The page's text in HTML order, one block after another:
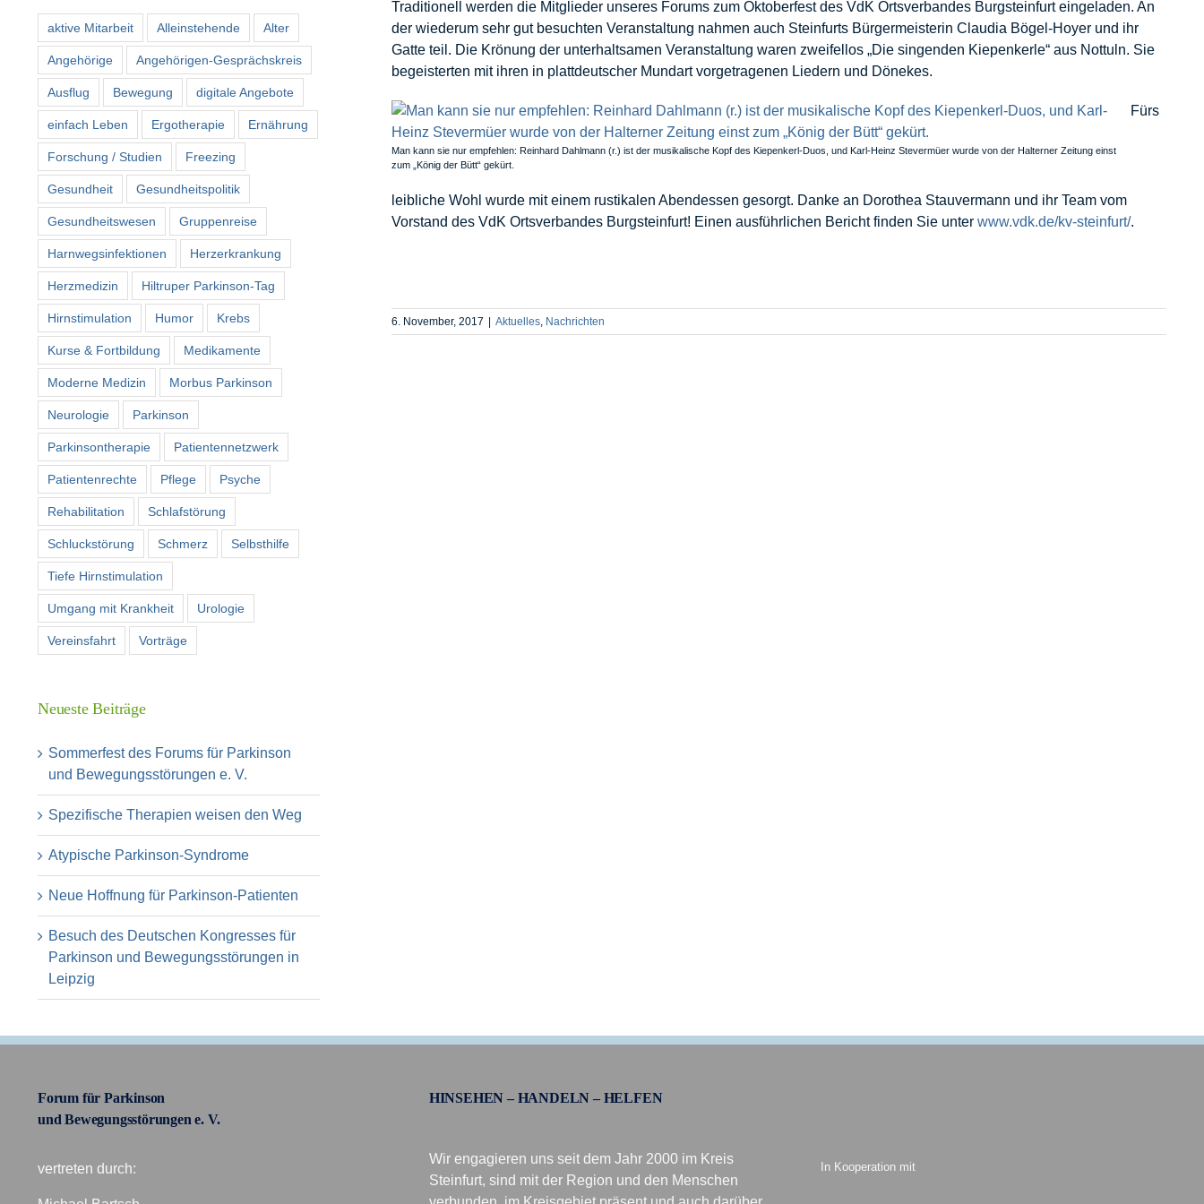
Traditionell werden die Mitglieder unseres Forums zum Oktoberfest des VdK Ortsverbandes Burgsteinfurt eingeladen. An
der wiederum sehr gut besuchten Veranstaltung nahmen auch Steinfurts Bürgermeisterin Claudia Bögel-Hoyer und ihr
Gatte teil. Die Krönung der unterhaltsamen Veranstaltung waren zweifellos „Die singenden Kiepenkerle“ aus Nottuln. Sie
begeisterten mit ihren in plattdeutscher Mundart vorgetragenen Liedern und Dönekes.
Man kann sie nur empfehlen: Reinhard Dahlmann (r.) ist der musikalische Kopf des Kiepenkerl-Duos, und Karl-Heinz Stevermüer wurde von der Halterner Zeitung einst
zum „König der Bütt“ gekürt.
Fürs
leibliche Wohl wurde mit einem rustikalen Abendessen gesorgt. Danke an Dorothea Stauvermann und ihr Team vom
Vorstand des VdK Ortsverbandes Burgsteinfurt! Einen ausführlichen Bericht finden Sie unter www.vdk.de/kv-steinfurt/.
6. November, 2017 Aktuelles, Nachrichten
aktive Mitarbeit Alleinstehende Alter
Angehörige Angehörigen-Gesprächskreis
Ausflug Bewegung digitale Angebote
einfach Leben Ergotherapie Ernährung
Forschung / Studien Freezing
Gesundheit Gesundheitspolitik
Gesundheitswesen Gruppenreise
Harnwegsinfektionen Herzerkrankung
Herzmedizin Hiltruper Parkinson-Tag
Hirnstimulation Humor Krebs
Kurse & Fortbildung Medikamente
Moderne Medizin Morbus Parkinson
Neurologie Parkinson
Parkinsontherapie Patientennetzwerk
Patientenrechte Pflege Psyche
Rehabilitation Schlafstörung
Schluckstörung Schmerz Selbsthilfe
Tiefe Hirnstimulation
Umgang mit Krankheit Urologie
Vereinsfahrt Vorträge
Neueste Beiträge
Sommerfest des Forums für Parkinson
und Bewegungsstörungen e. V.
Spezifische Therapien weisen den Weg
Atypische Parkinson-Syndrome
Neue Hoffnung für Parkinson-Patienten
Besuch des Deutschen Kongresses für
Parkinson und Bewegungsstörungen in
Leipzig
Forum für Parkinson
und Bewegungsstörungen e. V.
vertreten durch:
HINSEHEN – HANDELN – HELFEN
Wir engagieren uns seit dem Jahr 2000 im Kreis
Steinfurt, sind mit der Region und den Menschen
In Kooperation mit